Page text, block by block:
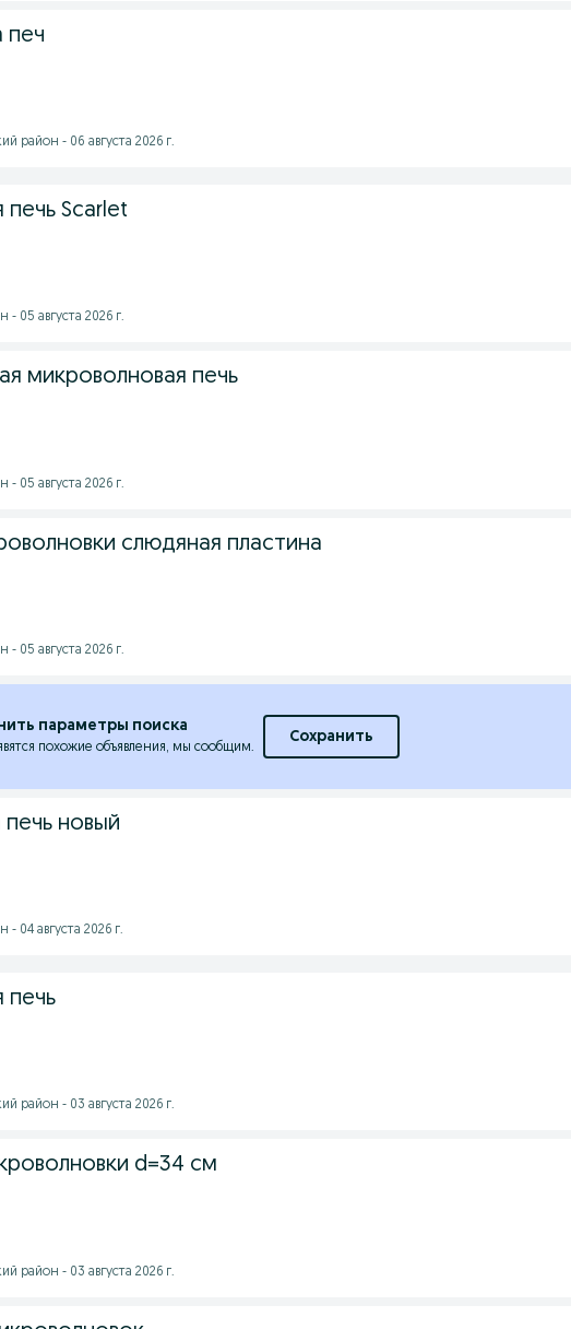
печ
район - 06 августа 2026 г.
Scarlet
05 августа 2026 г.
микроволновая печь
05 августа 2026 г.
слюдяная пластина
05 августа 2026 г.
параметры поиска
похожие объявления, мы сообщим.
Сохранить
новый
04 августа 2026 г.
печь
район - 03 августа 2026 г.
d=34 см
район - 03 августа 2026 г.